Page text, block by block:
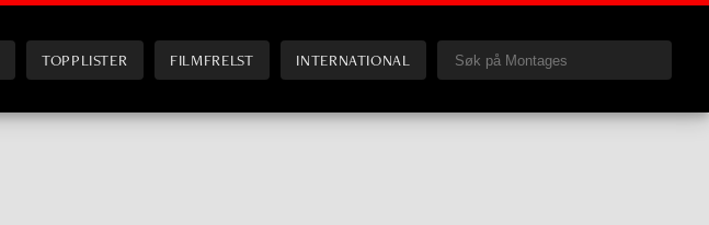
TOPPLISTER FILMFRELST INTERNATIONAL